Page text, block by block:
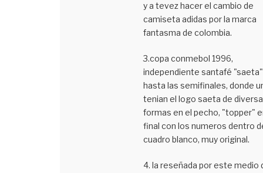
y a tevez hacer el cambio de
camiseta adidas por la marca
fantasma de colombia.
3.copa conmebol 1996,
independiente santafé "saeta"
hasta las semifinales, donde
tenian el logo saeta de
formas en el pecho, "topper"
final con los numeros dentro
cuadro blanco, muy original.
4. la reseñada por este medio